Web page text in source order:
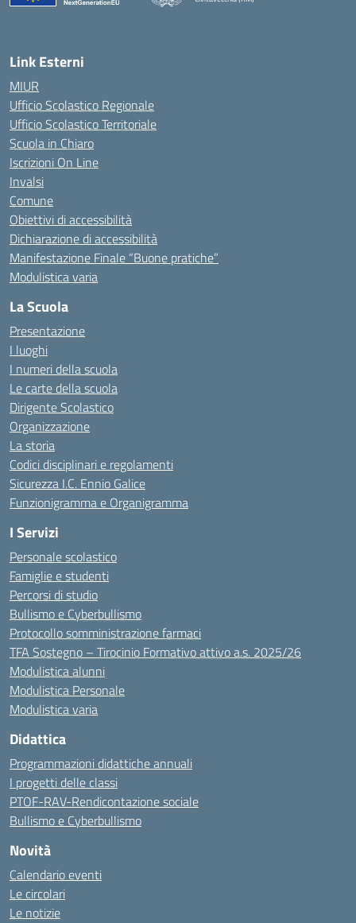
Link Esterni
MIUR
Ufficio Scolastico Regionale
Ufficio Scolastico Territoriale
Scuola in Chiaro
Iscrizioni On Line
Invalsi
Comune
Obiettivi di accessibilità
Dichiarazione di accessibilità
Manifestazione Finale “Buone pratiche”
Modulistica varia
La Scuola
Presentazione
I luoghi
I numeri della scuola
Le carte della scuola
Dirigente Scolastico
Organizzazione
La storia
Codici disciplinari e regolamenti
Sicurezza I.C. Ennio Galice
Funzionigramma e Organigramma
I Servizi
Personale scolastico
Famiglie e studenti
Percorsi di studio
Bullismo e Cyberbullismo
Protocollo somministrazione farmaci
TFA Sostegno – Tirocinio Formativo attivo a.s. 2025/26
Modulistica alunni
Modulistica Personale
Modulistica varia
Didattica
Programmazioni didattiche annuali
I progetti delle classi
PTOF-RAV-Rendicontazione sociale
Bullismo e Cyberbullismo
Novità
Calendario eventi
Le circolari
Le notizie